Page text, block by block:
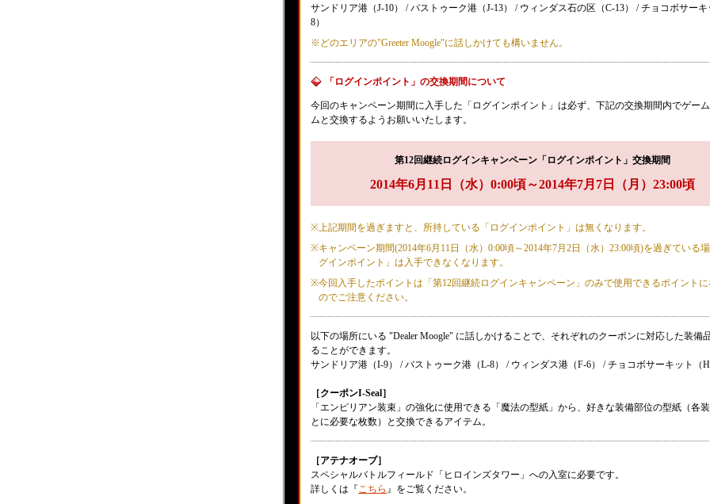
サンドリア港（J-10） / バストゥーク港（J-13） / ウィンダス石の区（C-13） / チョコボサー
8）
※どのエリアの"Greeter Moogle"に話しかけても構いません。
「ログインポイント」の交換期間について
今回のキャンペーン期間に入手した「ログインポイント」は必ず、下記の交換期間内でゲー
ムと交換するようお願いいたします。
第12回継続ログインキャンペーン「ログインポイント」交換期間
2014年6月11日（水）0:00頃～2014年7月7日（月）23:00頃
※上記期間を過ぎますと、所持している「ログインポイント」は無くなります。
※キャンペーン期間(2014年6月11日（水）0:00頃～2014年7月2日（水）23:00頃)を過ぎている
グインポイント」は入手できなくなります。
※今回入手したポイントは「第12回継続ログインキャンペーン」のみで使用できるポイント
のでご注意ください。
以下の場所にいる "Dealer Moogle" に話しかけることで、それぞれのクーポンに対応した装備
ることができます。
サンドリア港（I-9） / バストゥーク港（L-8） / ウィンダス港（F-6） / チョコボサーキット（
［クーポンI-Seal］
「エンピリアン装束」の強化に使用できる「魔法の型紙」から、好きな装備部位の型紙（各
とに必要な枚数）と交換できるアイテム。
［アテナオーブ］
スペシャルバトルフィールド「ヒロインズタワー」への入室に必要です。
詳しくは『こちら 』をご覧ください。